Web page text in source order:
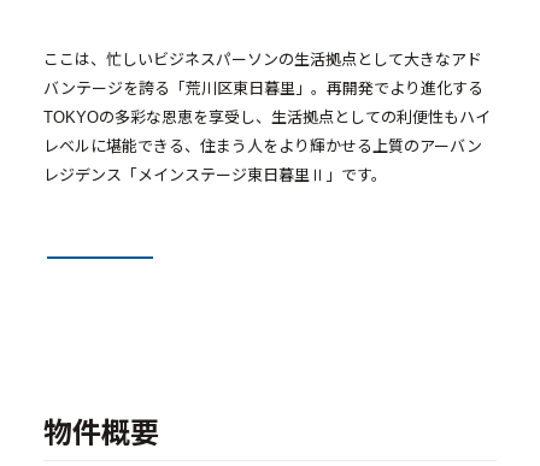
- マンション経営をお考えの方へ
- メインランドグループの強み
- RE:MAIN
ここは、忙しいビジネスパーソンの生活拠点として大きなアド
バンテージを誇る「荒川区東日暮里」。再開発でより進化する
TOKYOの多彩な恩恵を享受し、生活拠点としての利便性もハイ
レベルに堪能できる、住まう人をより輝かせる上質のアーバン
レジデンス「メインステージ東日暮里Ⅱ」です。
物件概要